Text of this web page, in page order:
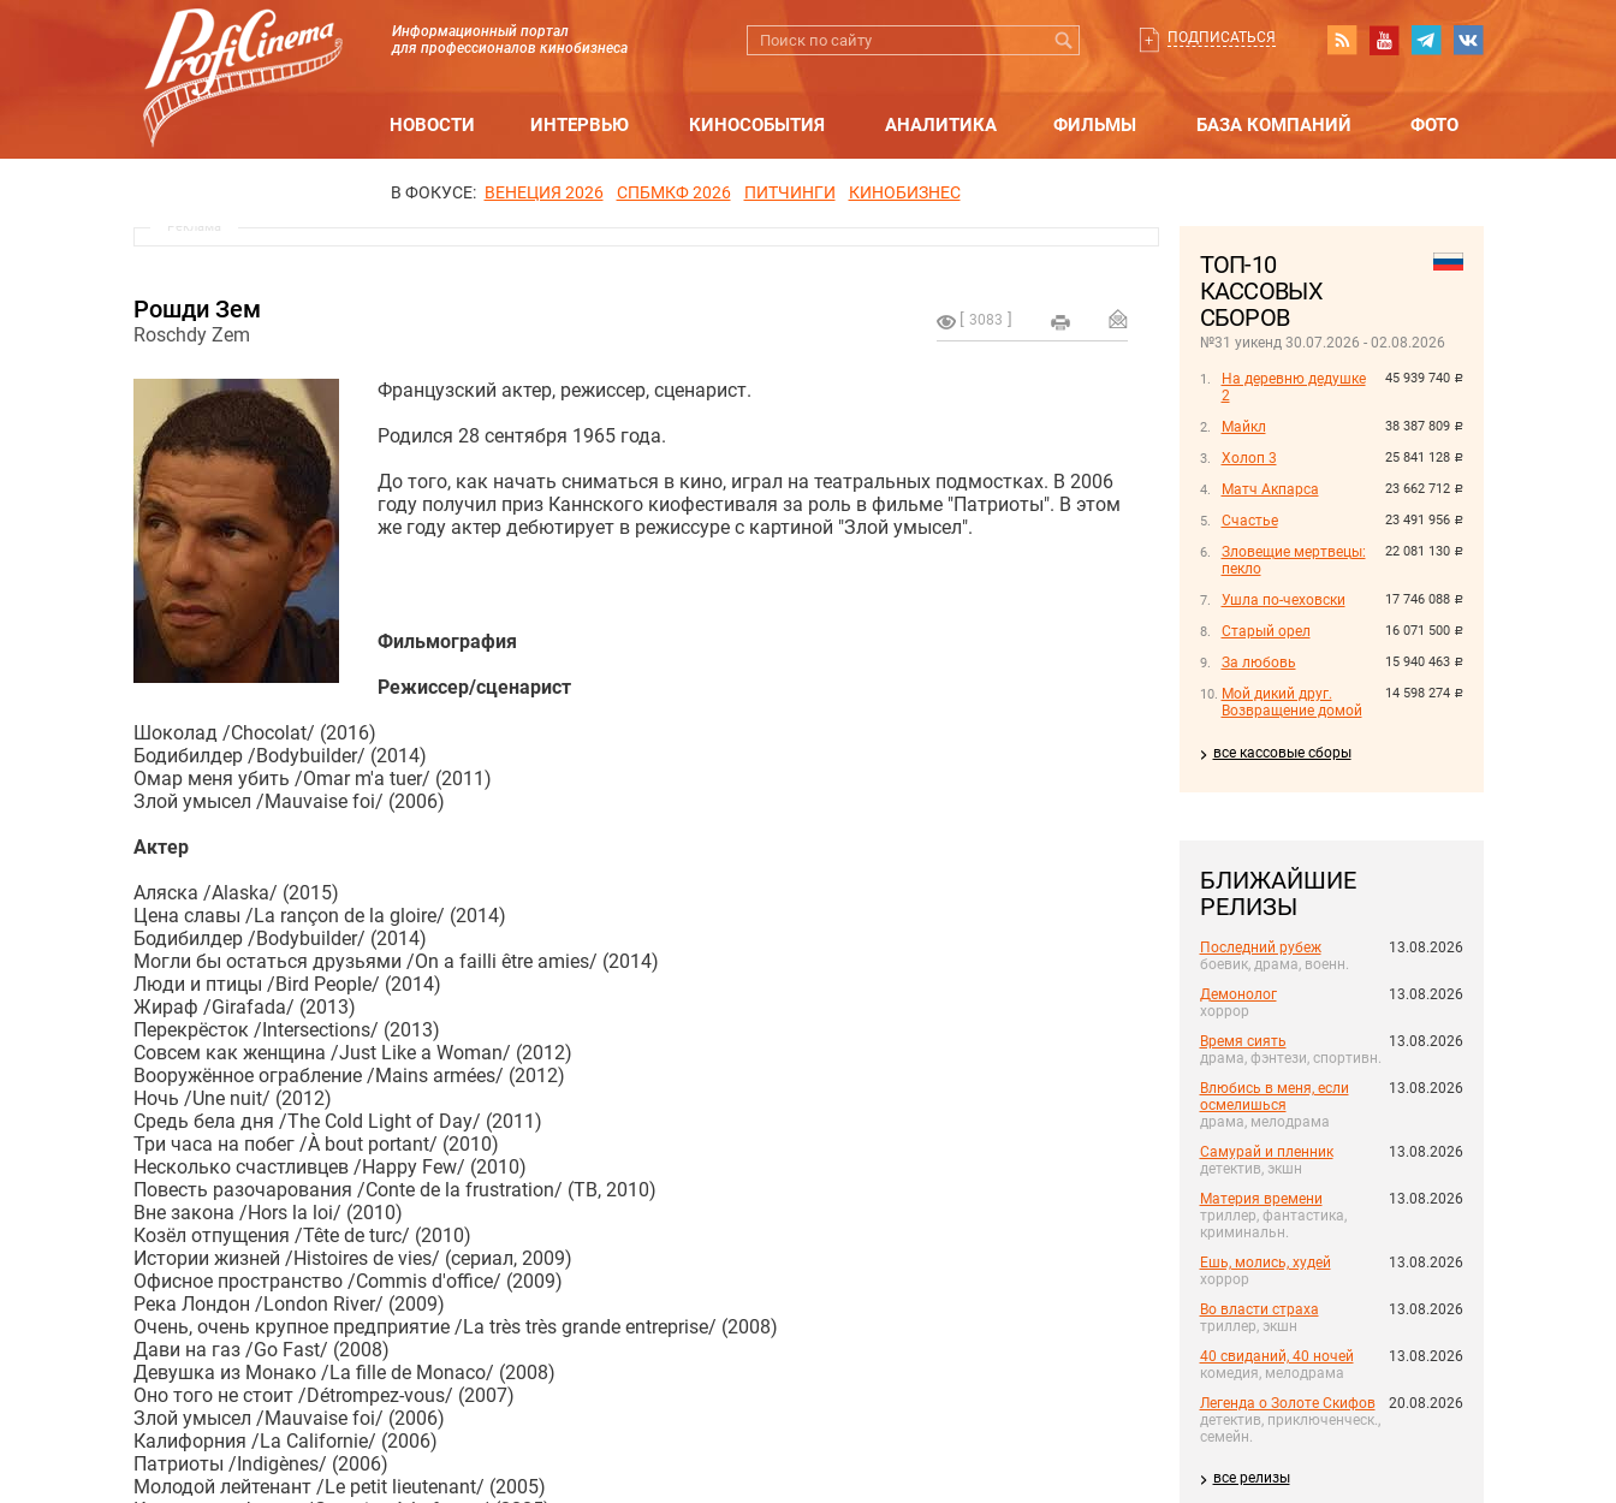
Информационный портал
для профессионалов кинобизнеса
ПОДПИСАТЬСЯ
НОВОСТИ ИНТЕРВЬЮ КИНОСОБЫТИЯ АНАЛИТИКА ФИЛЬМЫ БАЗА КОМПАНИЙ ФОТО
В ФОКУСЕ: ВЕНЕЦИЯ 2026 СПБМКФ 2026 ПИТЧИНГИ КИНОБИЗНЕС
ТОП-10
КАССОВЫХ
СБОРОВ
№31 уикенд 30.07.2026 - 02.08.2026
45 939 740 руб.
На деревню дедушке
2
38 387 809 руб.
Майкл
25 841 128 руб.
Холоп 3
23 662 712 руб.
Матч Акпарса
23 491 956 руб.
Счастье
22 081 130 руб.
Зловещие мертвецы:
пекло
17 746 088 руб.
Ушла по-чеховски
16 071 500 руб.
Старый орел
15 940 463 руб.
За любовь
14 598 274 руб.
Мой дикий друг.
Возвращение домой
все кассовые сборы
БЛИЖАЙШИЕ
РЕЛИЗЫ
Последний рубеж
боевик, драма, военн.
13.08.2026
Демонолог
хоррор
13.08.2026
Время сиять
драма, фэнтези, спортивн.
13.08.2026
Влюбись в меня, если
осмелишься
драма, мелодрама
13.08.2026
Самурай и пленник
детектив, экшн
13.08.2026
Материя времени
триллер, фантастика,
криминальн.
13.08.2026
Ешь, молись, худей
хоррор
13.08.2026
Во власти страха
триллер, экшн
13.08.2026
40 свиданий, 40 ночей
комедия, мелодрама
13.08.2026
Легенда о Золоте Скифов
детектив, приключенческ.,
семейн.
20.08.2026
все релизы
Реклама
3083
Рошди Зем
Roschdy Zem
Французский актер, режиссер, сценарист.
Родился 28 сентября 1965 года.
До того, как начать сниматься в кино, играл на театральных подмостках. В 2006
году получил приз Каннского киофестиваля за роль в фильме "Патриоты". В этом
же году актер дебютирует в режиссуре с картиной "Злой умысел".
Фильмография
Режиссер/сценарист
Шоколад /Chocolat/ (2016)
Бодибилдер /Bodybuilder/ (2014)
Омар меня убить /Omar m'a tuer/ (2011)
Злой умысел /Mauvaise foi/ (2006)
Актер
Аляска /Alaska/ (2015)
Цена славы /La rançon de la gloire/ (2014)
Бодибилдер /Bodybuilder/ (2014)
Могли бы остаться друзьями /On a failli être amies/ (2014)
Люди и птицы /Bird People/ (2014)
Жираф /Girafada/ (2013)
Перекрёсток /Intersections/ (2013)
Совсем как женщина /Just Like a Woman/ (2012)
Вооружённое ограбление /Mains armées/ (2012)
Ночь /Une nuit/ (2012)
Средь бела дня /The Cold Light of Day/ (2011)
Три часа на побег /À bout portant/ (2010)
Несколько счастливцев /Happy Few/ (2010)
Повесть разочарования /Conte de la frustration/ (ТВ, 2010)
Вне закона /Hors la loi/ (2010)
Козёл отпущения /Tête de turc/ (2010)
Истории жизней /Histoires de vies/ (сериал, 2009)
Офисное пространство /Commis d'office/ (2009)
Река Лондон /London River/ (2009)
Очень, очень крупное предприятие /La très très grande entreprise/ (2008)
Дави на газ /Go Fast/ (2008)
Девушка из Монако /La fille de Monaco/ (2008)
Оно того не стоит /Détrompez-vous/ (2007)
Злой умысел /Mauvaise foi/ (2006)
Калифорния /La Californie/ (2006)
Патриоты /Indigènes/ (2006)
Молодой лейтенант /Le petit lieutenant/ (2005)